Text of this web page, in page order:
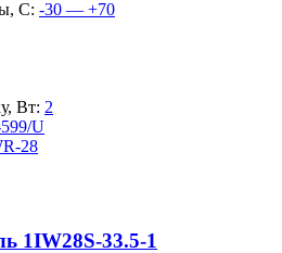
С: -30 — +70
Вт: 2
U
28
1IW28S-33.5-1